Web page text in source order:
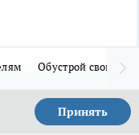
Обустрой свой дом
Принять